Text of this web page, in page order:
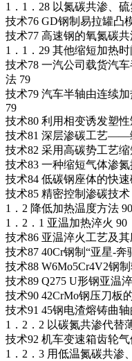
1．1．28 以氮碳共渗、
技术76 GD钢制易拉罐凸
技术77 高速钢的氧氮碳
1．1．29 其他缩短加热
技术78 一汽公司载货汽
法 79
技术79 汽车半轴由连续
79
技术80 利用相变诱发塑
技术81 深层渗碳工艺――
技术82 采用高碳势工艺
技术83 一种缩短气体渗
技术84 低碳钢座体的快
技术85 精密控制渗碳技术
1．2 降低加热温度方法 90
1．2．1 亚温加热淬火 90
技术86 亚温淬火工艺及
技术87 40Cr钢制“亚星-
技术88 W6Mo5Cr4V2钢
技术89 Q275 U形钢亚温
技术90 42CrMo钢压刀板
技术91 45钢电渣熔铸曲
1．2．2 以碳氮共渗代替
技术92 机车变速箱齿轮
1．2．3 用低温氮碳共渗